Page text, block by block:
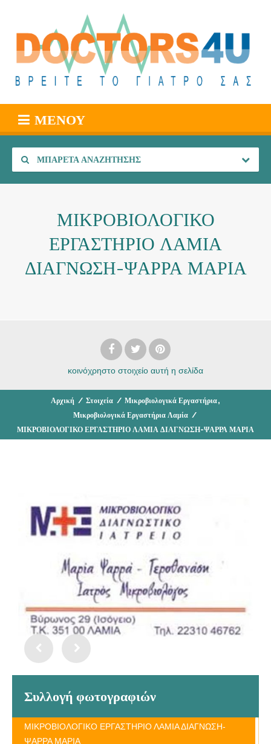
ΜΕΝΟΎ
ΜΠΑΡΈΤΑ ΑΝΑΖΉΤΗΣΗΣ
ΜΙΚΡΟΒΙΟΛΟΓΙΚΟ
ΕΡΓΑΣΤΗΡΙΟ ΛΑΜΙΑ
ΔΙΑΓΝΩΣΗ-ΨΑΡΡΑ ΜΑΡΙΑ
κοινόχρηστο στοιχείο αυτή η σελίδα
Αρχική / Στοιχεία / Μικροβιολογικά Εργαστήρια,
Μικροβιολογικά Εργαστήρια Λαμία /
ΜΙΚΡΟΒΙΟΛΟΓΙΚΟ ΕΡΓΑΣΤΗΡΙΟ ΛΑΜΙΑ ΔΙΑΓΝΩΣΗ-ΨΑΡΡΑ ΜΑΡΙΑ
Συλλογή φωτογραφιών
ΜΙΚΡΟΒΙΟΛΟΓΙΚΟ ΕΡΓΑΣΤΗΡΙΟ ΛΑΜΙΑ ΔΙΑΓΝΩΣΗ-
ΨΑΡΡΑ ΜΑΡΙΑ